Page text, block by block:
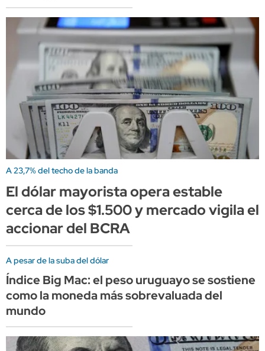
A 23,7% del techo de la banda
El dólar mayorista opera estable
cerca de los $1.500 y mercado vigila el
accionar del BCRA
A pesar de la suba del dólar
Índice Big Mac: el peso uruguayo se sostiene
como la moneda más sobrevaluada del
mundo